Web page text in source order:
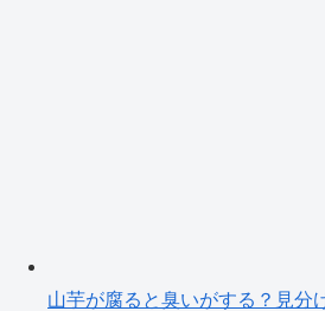
山芋が腐ると臭いがする？見分